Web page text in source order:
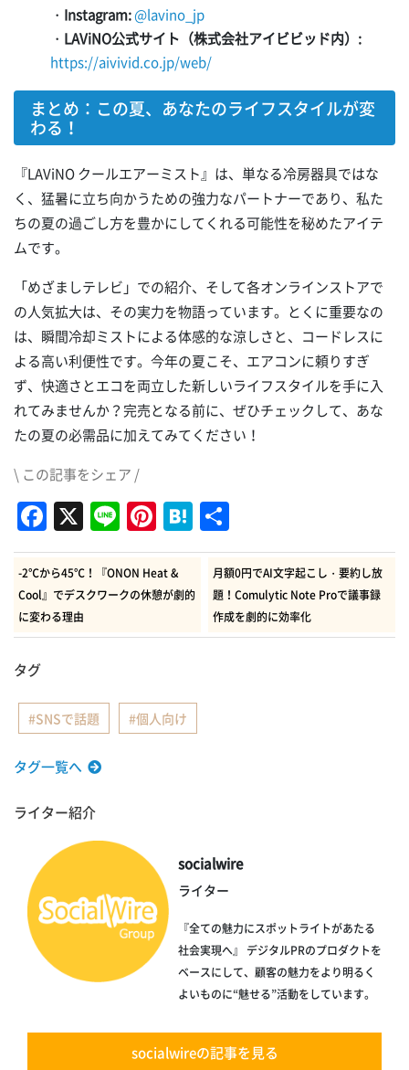
・ Instagram:@lavino_jp
・ LAViNO公式サイト（株式会社アイビビッド内）:
https://aivivid.co.jp/web/
まとめ：この夏、あなたのライフスタイルが変
わる！
『LAViNO クールエアーミスト』は、単なる冷房器具ではな
く、猛暑に立ち向かうための強力なパートナーであり、私た
ちの夏の過ごし方を豊かにしてくれる可能性を秘めたアイテ
ムです。
「めざましテレビ」での紹介、そして各オンラインストアで
の人気拡大は、その実力を物語っています。とくに重要なの
は、瞬間冷却ミストによる体感的な涼しさと、コードレスに
よる高い利便性です。今年の夏こそ、エアコンに頼りすぎ
ず、快適さとエコを両立した新しいライフスタイルを手に入
れてみませんか？完売となる前に、ぜひチェックして、あな
たの夏の必需品に加えてみてください！
\ この記事をシェア /
Facebook
X LinePinterest
Hatena
有
-2℃から45℃！『ONON Heat &
Cool』でデスクワークの休憩が劇的
に変わる理由
月額0円でAI文字起こし・要約し放
題！Comulytic Note Proで議事録
作成を劇的に効率化
タグ
SNSで話題 個人向け
タグ一覧へ
ライター紹介
socialwire
ライター
『全ての魅力にスポットライトがあたる
社会実現へ』 デジタルPRのプロダクトを
ベースにして、顧客の魅力をより明るく
よいものに“魅せる”活動をしています。
socialwireの記事を見る